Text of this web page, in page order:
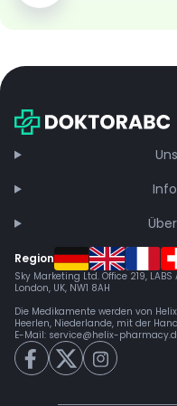
Region
Sky Marketing Ltd. Office 219,
London, UK, NW1 8AH
Die Medikamente werden von
Heerlen, Niederlande, mit der
E-Mail: service@helix-